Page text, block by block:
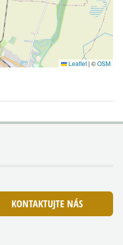
Leaflet | ©OSM
KONTAKTUJTE NÁS